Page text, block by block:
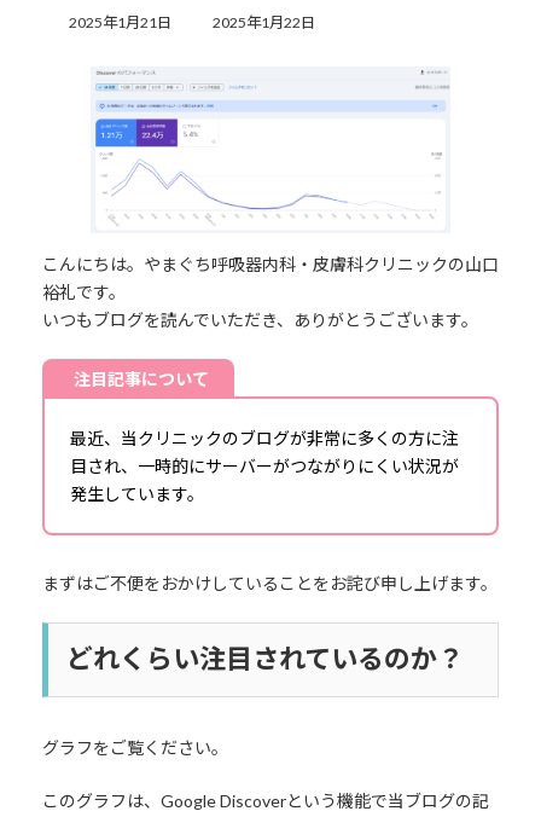
2025年1月21日
最
新
日
:
2025年1月22日
こんにちは。やまぐち呼吸器内科・皮膚科クリニックの山口
裕礼です。
いつもブログを読んでいただき、ありがとうございます。
注目記事について
最近、当クリニックのブログが非常に多くの方に注
目され、一時的にサーバーがつながりにくい状況が
発生しています。
まずはご不便をおかけしていることをお詫び申し上げます。
どれくらい注目されているのか？
グラフをご覧ください。
このグラフは、Google Discoverという機能で当ブログの記